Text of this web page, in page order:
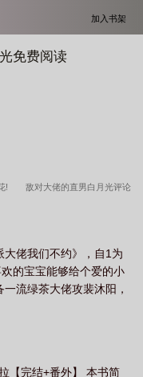
加入书架
免费阅读
! 敌对大佬的直男白月光评论
佬我们不约》，自1为
的宝宝能够给个爱的小
流绿茶大佬攻裴沐阳，
【完结+番外】 本书简